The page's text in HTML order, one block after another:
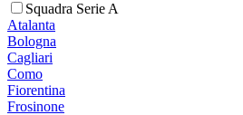
Squadra Serie A
Atalanta
Bologna
Cagliari
Como
Fiorentina
Frosinone